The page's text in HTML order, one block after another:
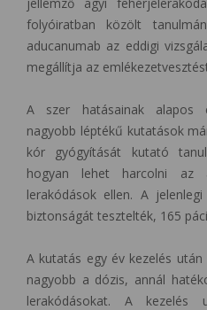
folyóiratban közölt
aducanumab az eddigi
megállítja az
A szer hatásainak alapos
nagyobb léptékű kutatások
kór gyógyítását kutató
hogyan lehet harcolni az
lerakódások ellen. A
biztonságát tesztelték, 165
A kutatás egy év kezelés
nagyobb a dózis, annál
lerakódásokat. A kezelés